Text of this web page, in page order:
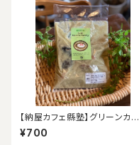
【納屋カフェ縣塾】グリーンカレ
ー
¥700